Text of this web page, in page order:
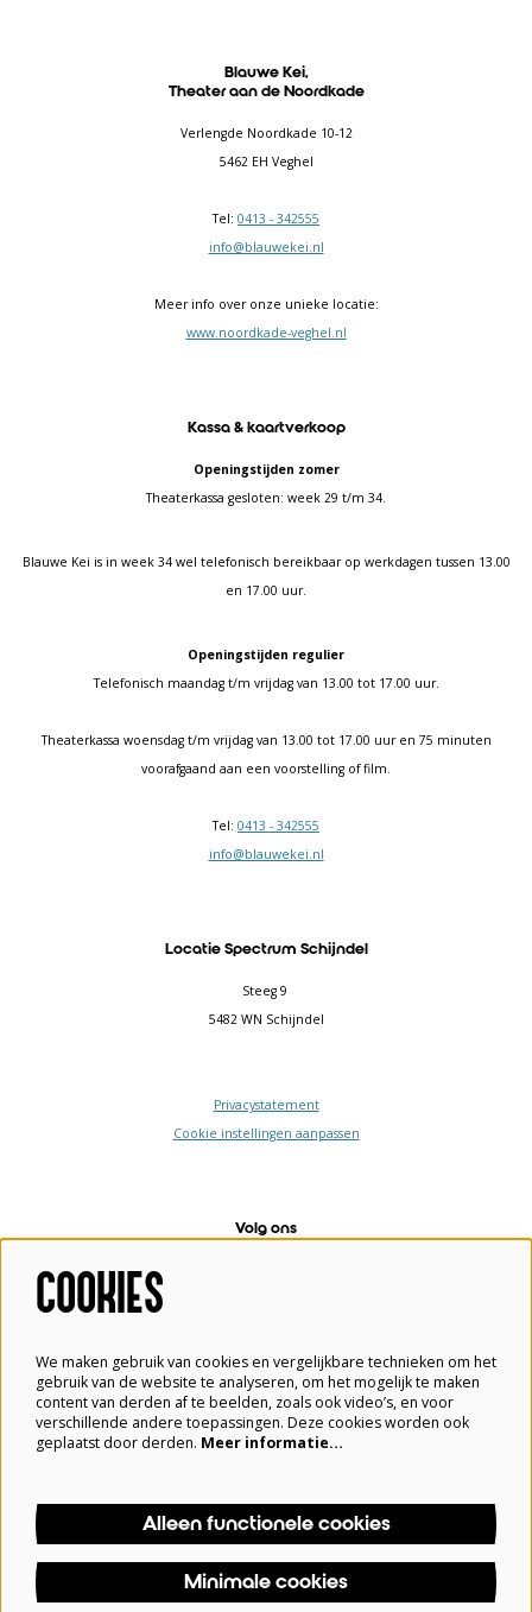
Blauwe Kei,
Theater aan de Noordkade
Verlengde Noordkade 10-12
5462 EH Veghel
Tel: 0413 - 342555
info@blauwekei.nl
Meer info over onze unieke locatie:
www.noordkade-veghel.nl
Kassa & kaartverkoop
Openingstijden zomer
Theaterkassa gesloten: week 29 t/m 34.
Blauwe Kei is in week 34 wel telefonisch bereikbaar op werkdagen tussen 13.00
en 17.00 uur.
Openingstijden regulier
Telefonisch maandag t/m vrijdag van 13.00 tot 17.00 uur.
Theaterkassa woensdag t/m vrijdag van 13.00 tot 17.00 uur en 75 minuten
voorafgaand aan een voorstelling of film.
Tel: 0413 - 342555
info@blauwekei.nl
Locatie Spectrum Schijndel
Steeg 9
5482 WN Schijndel
Privacystatement
Cookie instellingen aanpassen
Volg ons
Aanmelden
Deze site wordt beschermd door reCAPTCHA, dataverwerking gebeurt in overeenstemming met deCloud Data Processing Addendum van Google.
COOKIES
We maken gebruik van cookies en vergelijkbare technieken om het
gebruik van de website te analyseren, om het mogelijk te maken
content van derden af te beelden, zoals ook video’s, en voor
verschillende andere toepassingen. Deze cookies worden ook
geplaatst door derden. Meer informatie…
Alleen functionele cookies
Minimale cookies